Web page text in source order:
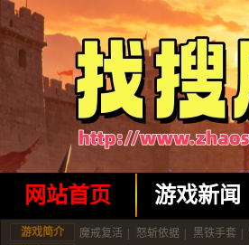
网站首页 游戏新闻
游戏简介 魔戒复活 怒斩依据 黑铁手套